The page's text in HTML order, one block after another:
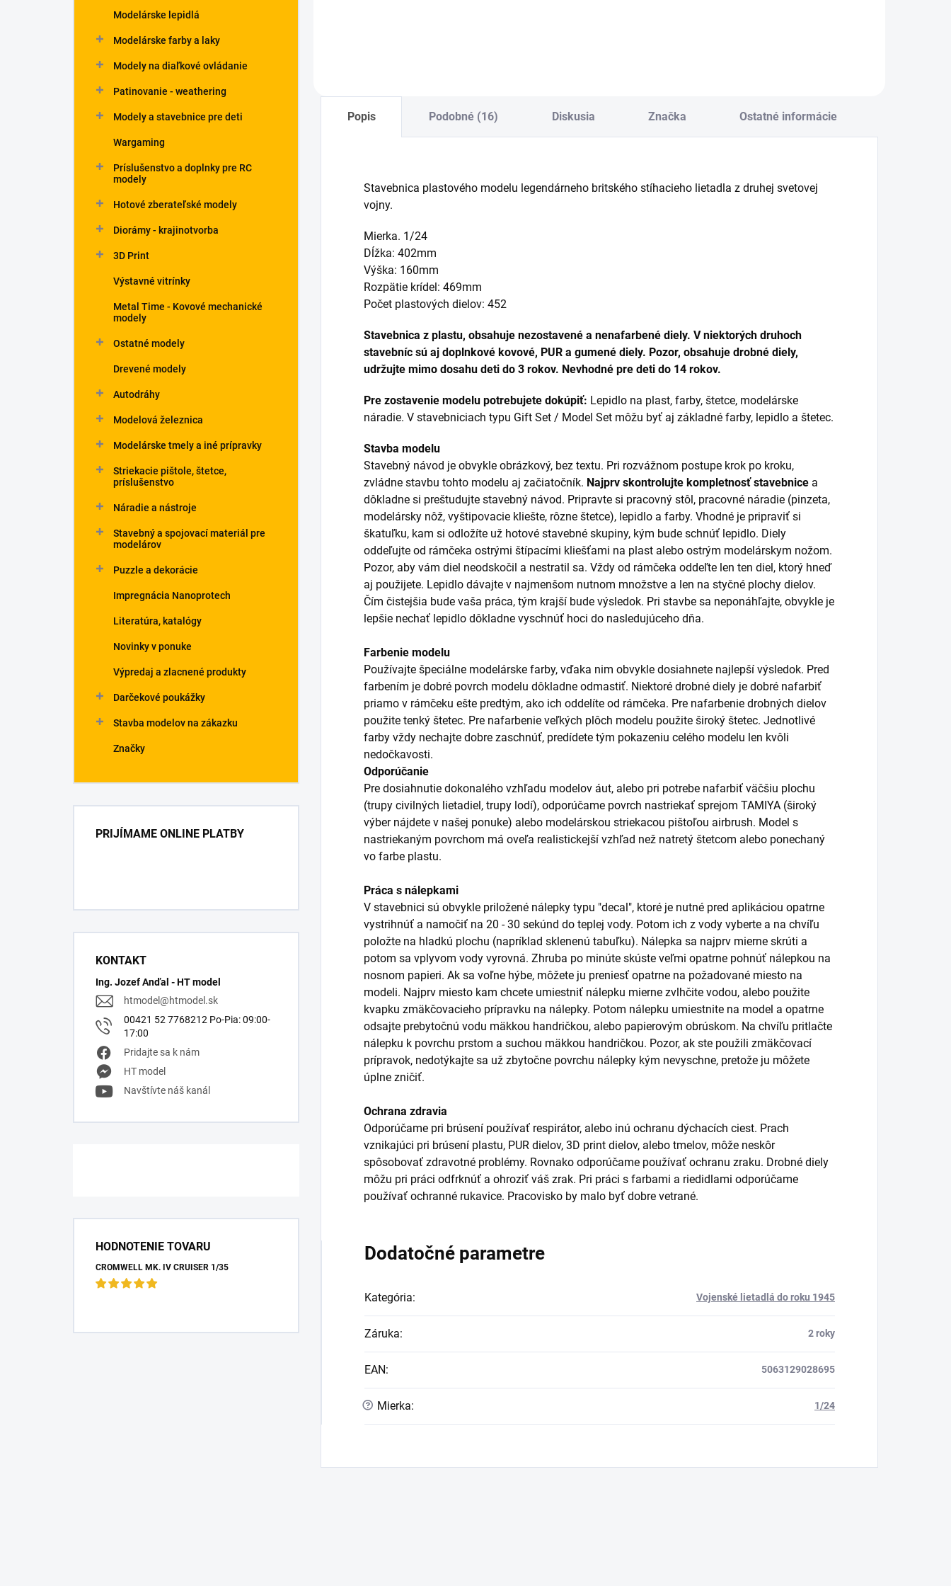
Modelárske lepidlá
Modelárske farby a laky
Modely na diaľkové ovládanie
Patinovanie - weathering
Modely a stavebnice pre deti
Wargaming
Príslušenstvo a doplnky pre RC
modely
Hotové zberateľské modely
Diorámy - krajinotvorba
3D Print
Výstavné vitrínky
Metal Time - Kovové mechanické
modely
Ostatné modely
Drevené modely
Autodráhy
Modelová železnica
Modelárske tmely a iné prípravky
Striekacie pištole, štetce,
príslušenstvo
Náradie a nástroje
Stavebný a spojovací materiál pre
modelárov
Puzzle a dekorácie
Impregnácia Nanoprotech
Literatúra, katalógy
Novinky v ponuke
Výpredaj a zlacnené produkty
Darčekové poukážky
Stavba modelov na zákazku
Značky
PRIJÍMAME ONLINE PLATBY
KONTAKT
Ing. Jozef Anďal - HT model
htmodel@htmodel.sk
00421 52 7768212 Po-Pia: 09:00-
17:00
Pridajte sa k nám
HT model
Navštívte náš kanál
HODNOTENIE TOVARU
CROMWELL MK. IV CRUISER 1/35
Popis Podobné (16) Diskusia Značka Ostatné informácie
Stavebnica plastového modelu legendárneho britského stíhacieho lietadla z druhej svetovej
vojny.
Mierka. 1/24
Dĺžka: 402mm
Výška: 160mm
Rozpätie krídel: 469mm
Počet plastových dielov: 452
Stavebnica z plastu, obsahuje nezostavené a nenafarbené diely. V niektorých druhoch
stavebníc sú aj doplnkové kovové, PUR a gumené diely. Pozor, obsahuje drobné diely,
udržujte mimo dosahu deti do 3 rokov. Nevhodné pre deti do 14 rokov.
Pre zostavenie modelu potrebujete dokúpiť: Lepidlo na plast, farby, štetce, modelárske
náradie. V stavebniciach typu Gift Set / Model Set môžu byť aj základné farby, lepidlo a štetec.
Stavba modelu
Stavebný návod je obvykle obrázkový, bez textu. Pri rozvážnom postupe krok po kroku,
zvládne stavbu tohto modelu aj začiatočník. Najprv skontrolujte kompletnosť stavebnice a
dôkladne si preštudujte stavebný návod. Pripravte si pracovný stôl, pracovné náradie (pinzeta,
modelársky nôž, vyštipovacie kliešte, rôzne štetce), lepidlo a farby. Vhodné je pripraviť si
škatuľku, kam si odložíte už hotové stavebné skupiny, kým bude schnúť lepidlo. Diely
oddeľujte od rámčeka ostrými štípacími kliešťami na plast alebo ostrým modelárskym nožom.
Pozor, aby vám diel neodskočil a nestratil sa. Vždy od rámčeka oddeľte len ten diel, ktorý hneď
aj použijete. Lepidlo dávajte v najmenšom nutnom množstve a len na styčné plochy dielov.
Čím čistejšia bude vaša práca, tým krajší bude výsledok. Pri stavbe sa neponáhľajte, obvykle je
lepšie nechať lepidlo dôkladne vyschnúť hoci do nasledujúceho dňa.
Farbenie modelu
Používajte špeciálne modelárske farby, vďaka nim obvykle dosiahnete najlepší výsledok. Pred
farbením je dobré povrch modelu dôkladne odmastiť. Niektoré drobné diely je dobré nafarbiť
priamo v rámčeku ešte predtým, ako ich oddelíte od rámčeka. Pre nafarbenie drobných dielov
použite tenký štetec. Pre nafarbenie veľkých plôch modelu použite široký štetec. Jednotlivé
farby vždy nechajte dobre zaschnúť, predídete tým pokazeniu celého modelu len kvôli
nedočkavosti.
Odporúčanie
Pre dosiahnutie dokonalého vzhľadu modelov áut, alebo pri potrebe nafarbiť väčšiu plochu
(trupy civilných lietadiel, trupy lodí), odporúčame povrch nastriekať sprejom TAMIYA (široký
výber nájdete v našej ponuke) alebo modelárskou striekacou pištoľou airbrush. Model s
nastriekaným povrchom má oveľa realistickejší vzhľad než natretý štetcom alebo ponechaný
vo farbe plastu.
Práca s nálepkami
V stavebnici sú obvykle priložené nálepky typu "decal", ktoré je nutné pred aplikáciou opatrne
vystrihnúť a namočiť na 20 - 30 sekúnd do teplej vody. Potom ich z vody vyberte a na chvíľu
položte na hladkú plochu (napríklad sklenenú tabuľku). Nálepka sa najprv mierne skrúti a
potom sa vplyvom vody vyrovná. Zhruba po minúte skúste veľmi opatrne pohnúť nálepkou na
nosnom papieri. Ak sa voľne hýbe, môžete ju preniesť opatrne na požadované miesto na
modeli. Najprv miesto kam chcete umiestniť nálepku mierne zvlhčite vodou, alebo použite
kvapku zmäkčovacieho prípravku na nálepky. Potom nálepku umiestnite na model a opatrne
odsajte prebytočnú vodu mäkkou handričkou, alebo papierovým obrúskom. Na chvíľu pritlačte
nálepku k povrchu prstom a suchou mäkkou handričkou. Pozor, ak ste použili zmäkčovací
prípravok, nedotýkajte sa už zbytočne povrchu nálepky kým nevyschne, pretože ju môžete
úplne zničiť.
Ochrana zdravia
Odporúčame pri brúsení používať respirátor, alebo inú ochranu dýchacích ciest. Prach
vznikajúci pri brúsení plastu, PUR dielov, 3D print dielov, alebo tmelov, môže neskôr
spôsobovať zdravotné problémy. Rovnako odporúčame používať ochranu zraku. Drobné diely
môžu pri práci odfrknúť a ohroziť váš zrak. Pri práci s farbami a riedidlami odporúčame
používať ochranné rukavice. Pracovisko by malo byť dobre vetrané.
Dodatočné parametre
Kategória: Vojenské lietadlá do roku 1945
Záruka: 2 roky
EAN: 5063129028695
? Mierka: 1/24